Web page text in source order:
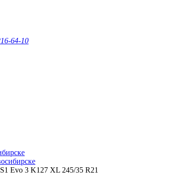
64-10
Evo 3 K127 XL 245/35 R21